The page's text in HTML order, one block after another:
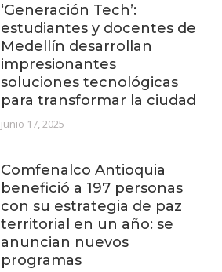
‘Generación Tech’:
estudiantes y docentes de
Medellín desarrollan
impresionantes
soluciones tecnológicas
para transformar la ciudad
junio 17, 2025
Comfenalco Antioquia
benefició a 197 personas
con su estrategia de paz
territorial en un año: se
anuncian nuevos
programas